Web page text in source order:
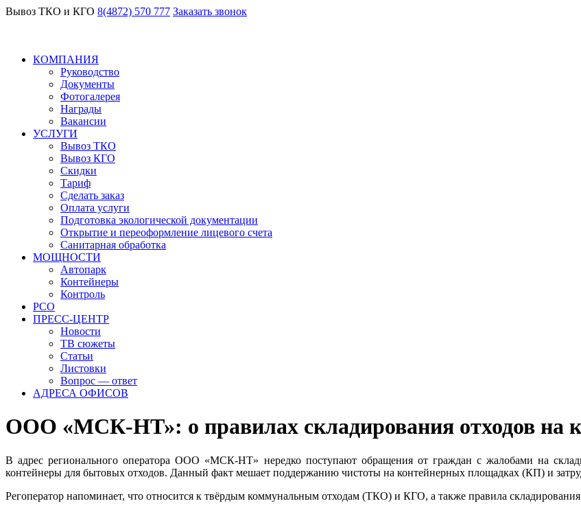
Вывоз ТКО и КГО 8(4872) 570 777 Заказать звонок
КОМПАНИЯ
Руководство
Документы
Фотогалерея
Награды
Вакансии
УСЛУГИ
Вывоз ТКО
Вывоз КГО
Скидки
Тариф
Сделать заказ
Оплата услуги
Подготовка экологической документации
Открытие и переоформление лицевого счета
Санитарная обработка
МОЩНОСТИ
Автопарк
Контейнеры
Контроль
РСО
ПРЕСС-ЦЕНТР
Новости
ТВ сюжеты
Статьи
Листовки
Вопрос — ответ
АДРЕСА ОФИСОВ
ООО «МСК-НТ»: о правилах складирования отходов на
В адрес регионального оператора ООО «МСК-НТ» нередко поступают обращения от граждан с жалобами на
контейнеры для бытовых отходов. Данный факт мешает поддержанию чистоты на контейнерных площадках (КП) и
Регоператор напоминает, что относится к твёрдым коммунальным отходам (ТКО) и КГО, а также правила